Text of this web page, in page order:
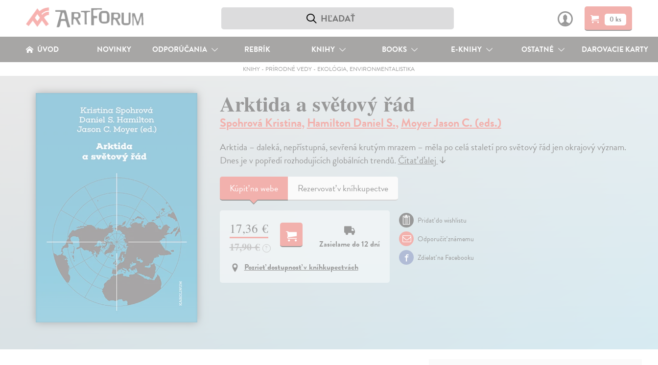
0 ks
ÚVOD NOVINKY ODPORÚČANIA REBRÍK KNIHY BOOKS E-KNIHY OSTATNÉ DAROVACIE KARTY
KNIHY - PRÍRODNÉ VEDY - EKOLÓGIA, ENVIRONMENTALISTIKA
Arktida a světový řád
Spohrová Kristina, Hamilton Daniel S.,Moyer Jason C. (eds.)
Arktida – daleká, nepřístupná, sevřená krutým mrazem – měla po celá staletí pro světový řád jen okrajový význam.
Dnes je v popředí rozhodujících globálních trendů.Čítať ďalej↓
Kúpiťna webe Rezervovať v kníhkupectve
17,36 €
17,90 € ?
Zasielame do 12 dní
Pozrieť dostupnosť v kníhkupectvách
Pridať do wishlistu
Odporučiť známemu
Zdielať na Facebooku